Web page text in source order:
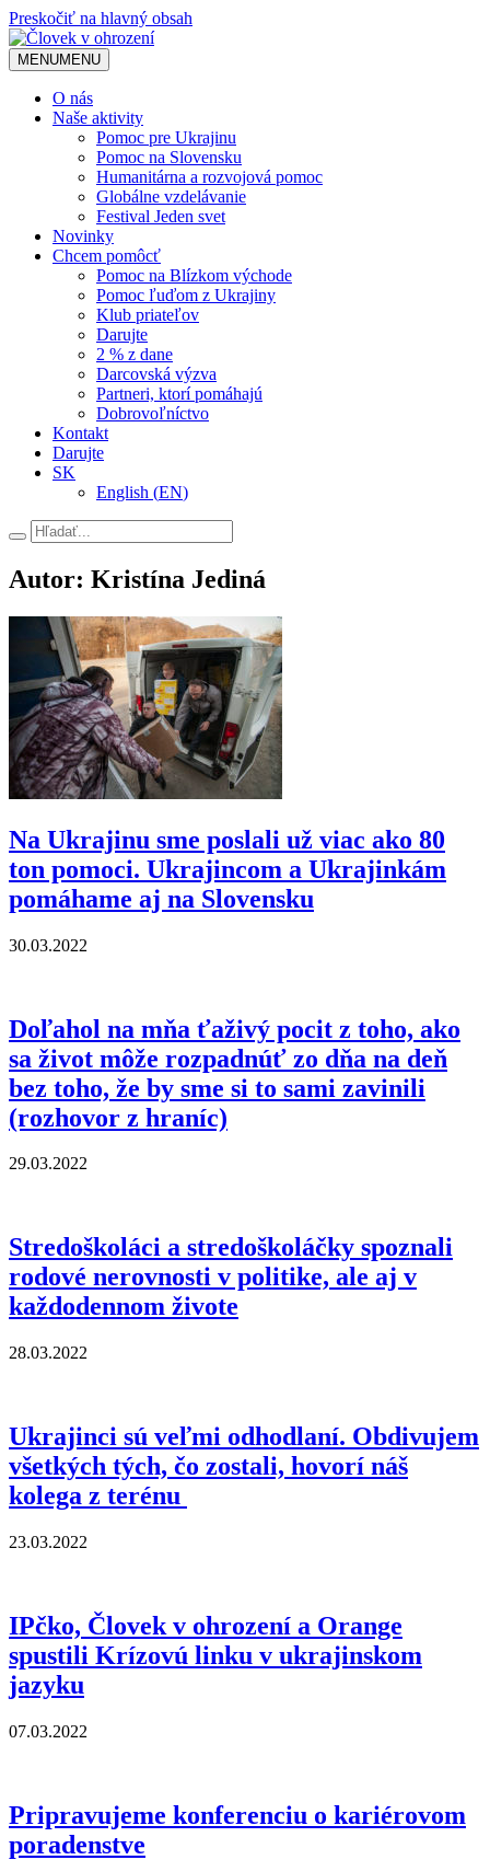
Preskočiť na hlavný obsah
MENUMENU
O nás
Naše aktivity
Pomoc pre Ukrajinu
Pomoc na Slovensku
Humanitárna a rozvojová pomoc
Globálne vzdelávanie
Festival Jeden svet
Novinky
Chcem pomôcť
Pomoc na Blízkom východe
Pomoc ľuďom z Ukrajiny
Klub priateľov
Darujte
2 % z dane
Darcovská výzva
Partneri, ktorí pomáhajú
Dobrovoľníctvo
Kontakt
Darujte
SK
English (EN)
Hľadať
Autor: Kristína Jediná
Na Ukrajinu sme poslali už viac ako 80
ton pomoci. Ukrajincom a Ukrajinkám
pomáhame aj na Slovensku
30.03.2022
Doľahol na mňa ťaživý pocit z toho, ako
sa život môže rozpadnúť zo dňa na deň
bez toho, že by sme si to sami zavinili
(rozhovor z hraníc)
29.03.2022
Stredoškoláci a stredoškoláčky spoznali
rodové nerovnosti v politike, ale aj v
každodennom živote
28.03.2022
Ukrajinci sú veľmi odhodlaní. Obdivujem
všetkých tých, čo zostali, hovorí náš
kolega z terénu
23.03.2022
IPčko, Človek v ohrození a Orange
spustili Krízovú linku v ukrajinskom
jazyku
07.03.2022
Pripravujeme konferenciu o kariérovom
poradenstve